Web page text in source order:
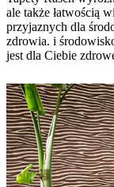
ale także łatwością
przyjaznych dla
zdrowia. i
jest dla Ciebie